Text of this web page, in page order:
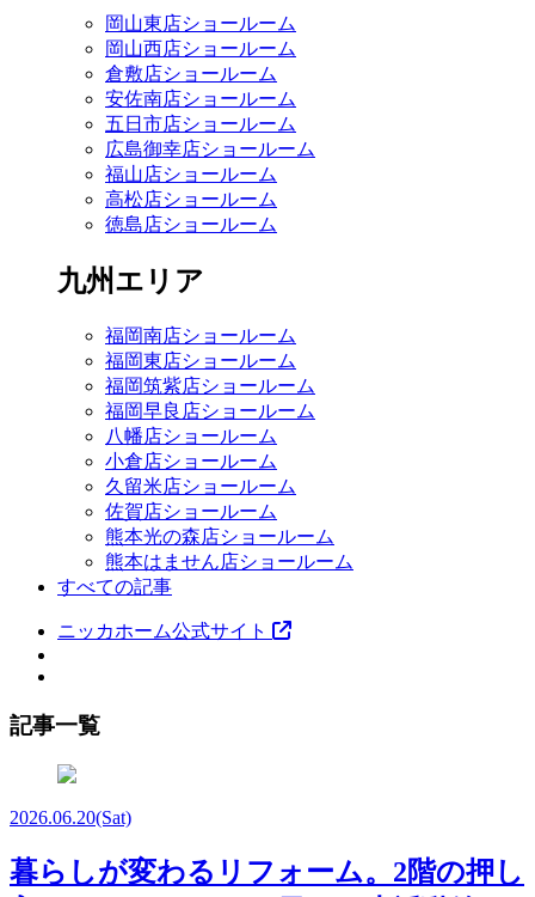
岡山東店ショールーム
岡山西店ショールーム
倉敷店ショールーム
安佐南店ショールーム
五日市店ショールーム
広島御幸店ショールーム
福山店ショールーム
高松店ショールーム
徳島店ショールーム
九州エリア
福岡南店ショールーム
福岡東店ショールーム
福岡筑紫店ショールーム
福岡早良店ショールーム
八幡店ショールーム
小倉店ショールーム
久留米店ショールーム
佐賀店ショールーム
熊本光の森店ショールーム
熊本はません店ショールーム
すべての記事
ニッカホーム公式サイト
記事一覧
2026.06.20(Sat)
暮らしが変わるリフォーム。2階の押し